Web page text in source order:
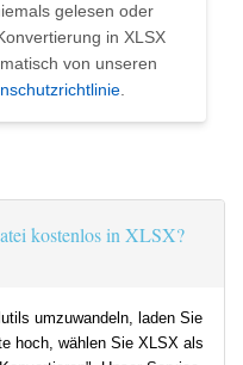
gelesen oder
in XLSX
von unseren
kostenlos in XLSX?
umzuwandeln, laden Sie
hoch, wählen Sie XLSX als